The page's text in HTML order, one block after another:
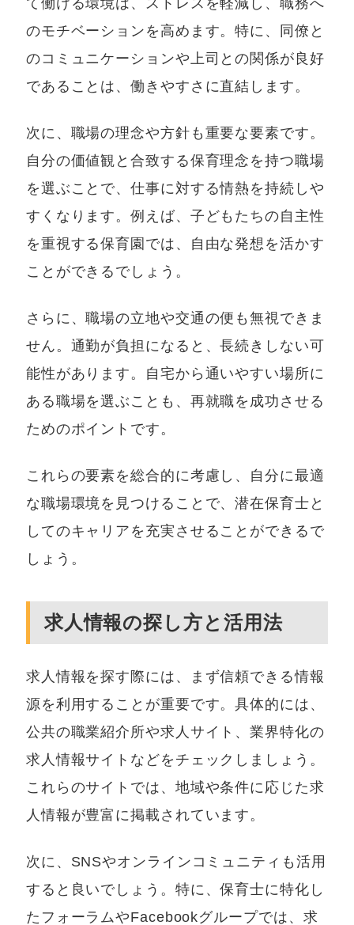
て働ける環境は、ストレスを軽減し、職務へ
のモチベーションを高めます。特に、同僚と
のコミュニケーションや上司との関係が良好
であることは、働きやすさに直結します。
次に、職場の理念や方針も重要な要素です。
自分の価値観と合致する保育理念を持つ職場
を選ぶことで、仕事に対する情熱を持続しや
すくなります。例えば、子どもたちの自主性
を重視する保育園では、自由な発想を活かす
ことができるでしょう。
さらに、職場の立地や交通の便も無視できま
せん。通勤が負担になると、長続きしない可
能性があります。自宅から通いやすい場所に
ある職場を選ぶことも、再就職を成功させる
ためのポイントです。
これらの要素を総合的に考慮し、自分に最適
な職場環境を見つけることで、潜在保育士と
してのキャリアを充実させることができるで
しょう。
求人情報の探し方と活用法
求人情報を探す際には、まず信頼できる情報
源を利用することが重要です。具体的には、
公共の職業紹介所や求人サイト、業界特化の
求人情報サイトなどをチェックしましょう。
これらのサイトでは、地域や条件に応じた求
人情報が豊富に掲載されています。
次に、SNSやオンラインコミュニティも活用
すると良いでしょう。特に、保育士に特化し
たフォーラムやFacebookグループでは、求